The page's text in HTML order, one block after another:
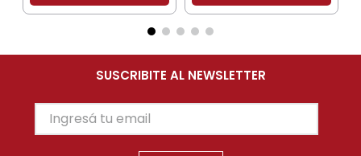
SUSCRIBITE AL NEWSLETTER